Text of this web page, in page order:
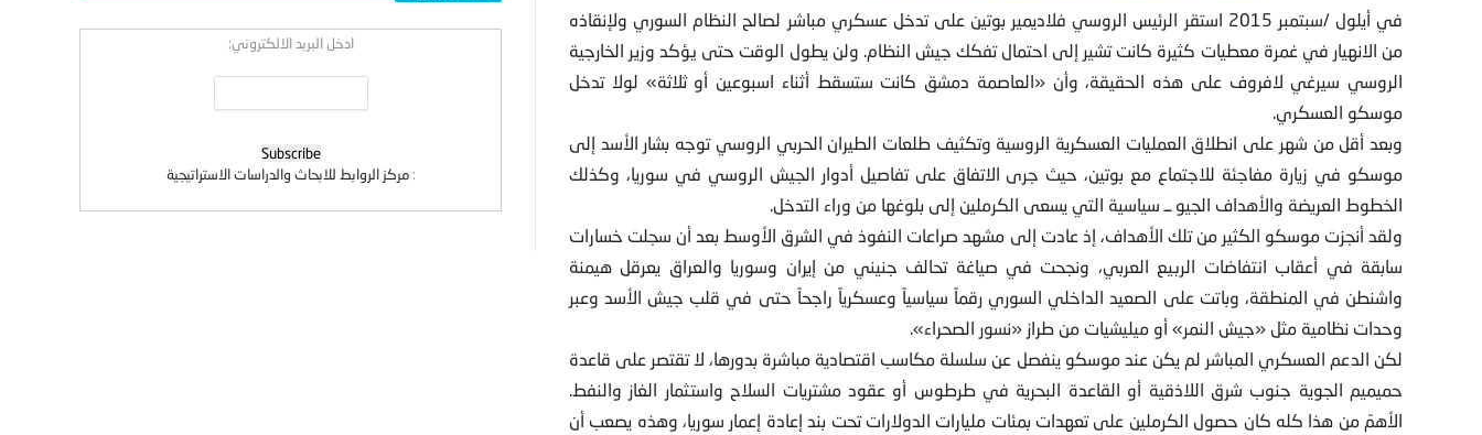
في أيلول /سبتمبر 2015 استقر الرئيس الروسي فلاديمير بوتين على تدخل عسكري مباشر لصالح النظام السوري ولإنقاذه
من الانهيار في غمرة معطيات كثيرة كانت تشير إلى احتمال تفكك جيش النظام. ولن يطول الوقت حتى يؤكد وزير الخارجية
الروسي سيرغي لافروف على هذه الحقيقة، وأن «العاصمة دمشق كانت ستسقط أثناء اسبوعين أو ثلاثة» لولا تدخل
موسكو العسكري.
وبعد أقل من شهر على انطلاق العمليات العسكرية الروسية وتكثيف طلعات الطيران الحربي الروسي توجه بشار الأسد إلى
موسكو في زيارة مفاجئة للاجتماع مع بوتين، حيث جرى الاتفاق على تفاصيل أدوار الجيش الروسي في سوريا، وكذلك
الخطوط العريضة والأهداف الجيو ــ سياسية التي يسعى الكرملين إلى بلوغها من وراء التدخل.
ولقد أنجزت موسكو الكثير من تلك الأهداف، إذ عادت إلى مشهد صراعات النفوذ في الشرق الأوسط بعد أن سجلت خسارات
سابقة في أعقاب انتفاضات الربيع العربي، ونجحت في صياغة تحالف جنيني من إيران وسوريا والعراق يعرقل هيمنة
واشنطن في المنطقة، وباتت على الصعيد الداخلي السوري رقماً سياسياً وعسكرياً راجحاً حتى في قلب جيش الأسد وعبر
وحدات نظامية مثل «جيش النمر» أو ميليشيات من طراز «نسور الصحراء».
لكن الدعم العسكري المباشر لم يكن عند موسكو ينفصل عن سلسلة مكاسب اقتصادية مباشرة بدورها، لا تقتصر على قاعدة
حميميم الجوية جنوب شرق اللاذقية أو القاعدة البحرية في طرطوس أو عقود مشتريات السلاح واستثمار الغاز والنفط.
الأهمّ من هذا كله كان حصول الكرملين على تعهدات بمئات مليارات الدولارات تحت بند إعادة إعمار سوريا، وهذه يصعب أن
ادخل البريد الالكتروني:
:مركز الروابط للابحاث والدراسات الاستراتيجية